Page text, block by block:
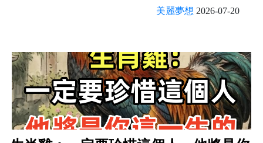
美麗夢想 2026-07-20